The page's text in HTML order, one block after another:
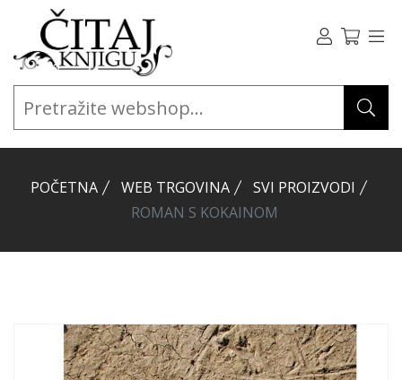
POČETNA WEB TRGOVINA
SVI PROIZVODI
ROMAN S KOKAINOM